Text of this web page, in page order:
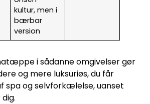
kultur, men i
bærbar
version
i sådanne omgivelser gør
og mere luksuriøs, du får
spa og selvforkælelse, uanset